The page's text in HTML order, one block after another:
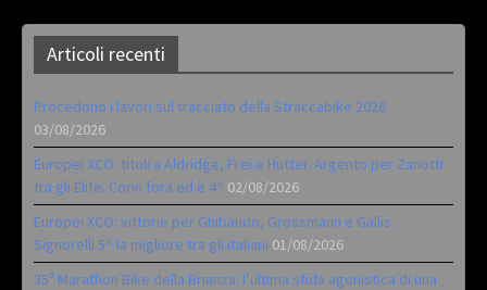
Articoli recenti
Procedono i lavori sul tracciato della Straccabike 2026
03/08/2026
Europei XCO: titoli a Aldridge, Frei e Hutter. Argento per Zanotti
tra gli Elite. Corvi fora ed è 4^ 02/08/2026
Europei XCO: vittorie per Ghibaudo, Grossmann e Gallis.
Signorelli 5^ la migliore tra gli italiani 01/08/2026
35ª Marathon Bike della Brianza: l’ultima sfida agonistica di una